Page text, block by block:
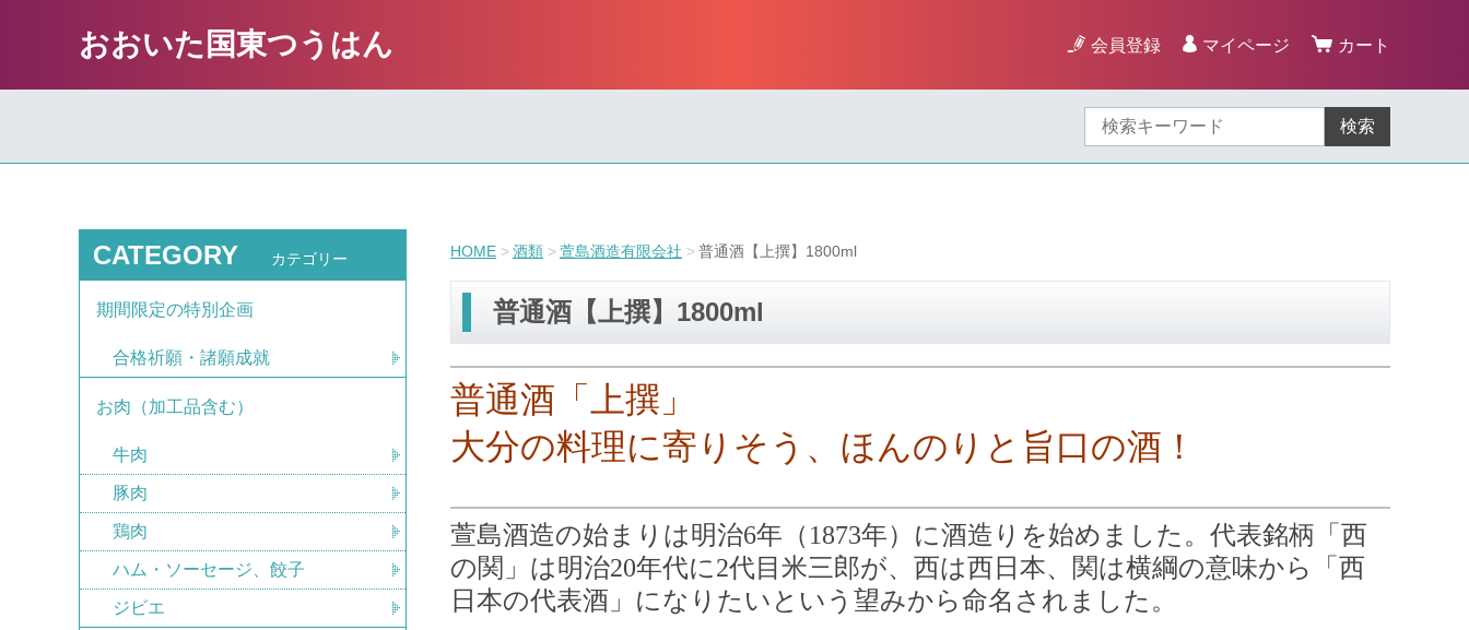
おおいた国東つうはん 会員登録 マイページ カート
検索
HOME 酒類 萱島酒造有限会社 普通酒【上撰】1800ml
普通酒【上撰】1800ml
普通酒「上撰」
大分の料理に寄りそう、ほんのりと旨口の酒！
萱島酒造の始まりは明治6年（1873年）に酒造りを始めました。 代表銘柄「西
の関」は明治20年代に2代目米三郎が、西は西日本、関は横綱の意味から「西
日本の代表酒」になりたいという望みから命名されました。
CATEGORY カテゴリー
期間限定の特別企画
合格祈願・諸願成就
お肉（加工品含む）
牛肉
豚肉
鶏肉
ハム・ソーセージ、餃子
ジビエ